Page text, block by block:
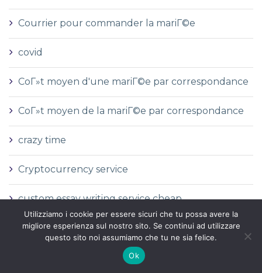
Courrier pour commander la mariГ©e
covid
CoГ»t moyen d'une mariГ©e par correspondance
CoГ»t moyen de la mariГ©e par correspondance
crazy time
Cryptocurrency service
custom essay writing service cheap
cz
cГіmo casarse con una novia por correo
Utilizziamo i cookie per essere sicuri che tu possa avere la
migliore esperienza sul nostro sito. Se continui ad utilizzare
questo sito noi assumiamo che tu ne sia felice.
Ok